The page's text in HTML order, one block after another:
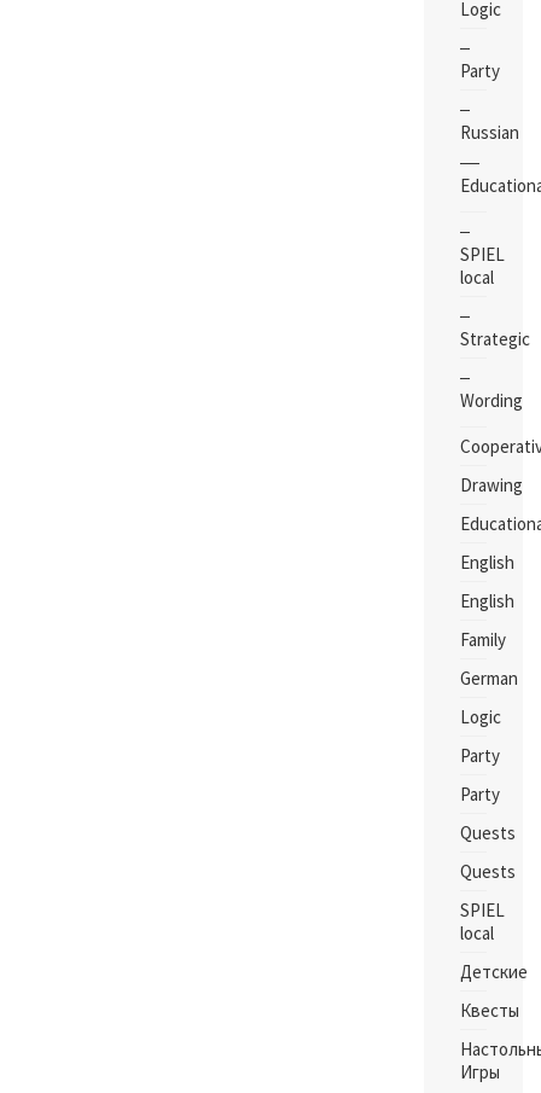
Logic
Party
Russian
SPIEL
local
Strategic
Wording
Drawing
English
English
Family
German
Logic
Party
Party
Quests
Quests
SPIEL
local
Детские
Квесты
Игры